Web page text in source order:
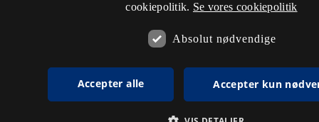
cookiepolitik. Se vores cookiepolitik
Absolut nødvendige
Accepter alle Accepter kun